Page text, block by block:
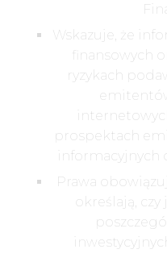
Wskazuje, że
finansowych
ryzykach
prospektach
informacyjnych
Prawa
określają,